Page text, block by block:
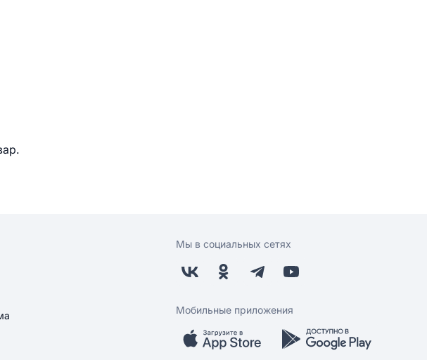
Мы в социальных сетях
Мобильные приложения